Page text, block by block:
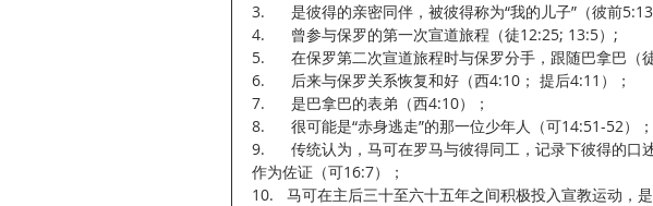
3.      是彼得的亲密同伴，被彼得称为“我的儿子”（彼前5:13
4.      曾参与保罗的第一次宣道旅程（徒12:25; 13:5）;
5.      在保罗第二次宣道旅程时与保罗分手，跟随巴拿巴（
6.      后来与保罗关系恢复和好（西4:10； 提后4:11）；
7.      是巴拿巴的表弟（西4:10）；
8.      很可能是“赤身逃走”的那一位少年人（可14:51-52）；
9.      传统认为，马可在罗马与彼得同工，记录下彼得的口
作为佐证（可16:7）；
10.   马可在主后三十至六十五年之间积极投入宣教运动，